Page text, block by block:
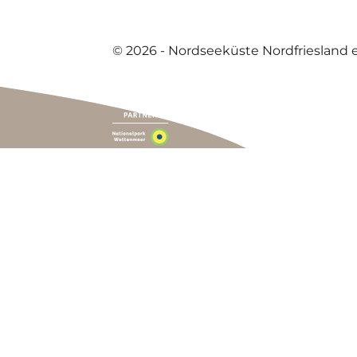
© 2026 - Nordseeküste Nordfriesland